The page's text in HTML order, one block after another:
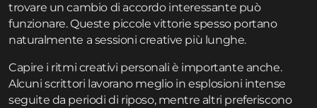
trovare un cambio di accordo interessante può
funzionare. Queste piccole vittorie spesso portano
naturalmente a sessioni creative più lunghe.
Capire i ritmi creativi personali è importante anche.
Alcuni scrittori lavorano meglio in esplosioni intense
seguite da periodi di riposo, mentre altri preferiscono